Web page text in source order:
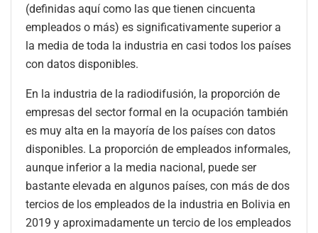
(definidas aquí como las que tienen cincuenta
empleados o más) es significativamente superior a
la media de toda la industria en casi todos los países
con datos disponibles.
En la industria de la radiodifusión, la proporción de
empresas del sector formal en la ocupación también
es muy alta en la mayoría de los países con datos
disponibles. La proporción de empleados informales,
aunque inferior a la media nacional, puede ser
bastante elevada en algunos países, con más de dos
tercios de los empleados de la industria en Bolivia en
2019 y aproximadamente un tercio de los empleados